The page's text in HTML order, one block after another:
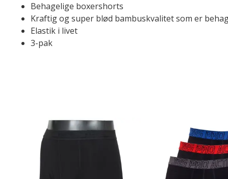
Behagelige boxershorts
Kraftig og super blød bambuskvalitet som er
Elastik i livet
3-pak